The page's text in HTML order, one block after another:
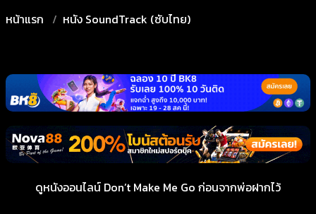
หน้าแรก
หนัง SoundTrack (ซับไทย)
ดูหนังออนไลน์ Don’t Make Me Go ก่อนจากพ่อฝากไว้